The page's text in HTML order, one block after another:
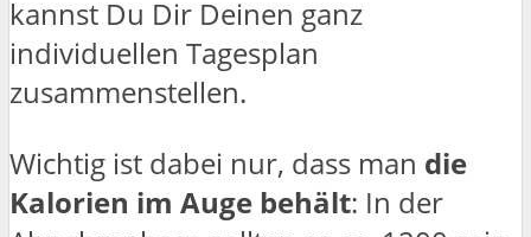
kannst Du Dir Deinen ganz
individuellen Tagesplan
zusammenstellen.
Wichtig ist dabei nur, dass man die
Kalorien im Auge behält: In der